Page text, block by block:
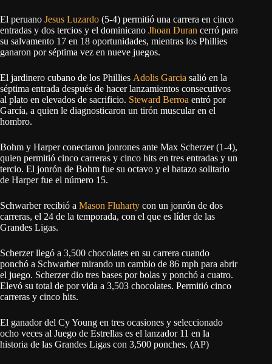
El peruano Jesus Luzardo (5-4) permitió una carrera en cinco
entradas y dos tercios y el dominicano Jhoan Duran cerró para
su salvamento 17 en 18 oportunidades, mientras los Phillies
ganaron por séptima vez en nueve juegos.
El jardinero cubano de los Phillies Adolis Garcia salió en la
séptima entrada después de hacer lanzamientos consecutivos
al plato en elevados de sacrificio. Steward Berroa entró por
García, a quien le diagnosticaron un tirón muscular en el
hombro.
Bohm y Harper conectaron jonrones ante Max Scherzer (1-4),
quien permitió cinco carreras y cinco hits en tres entradas y un
tercio. El jonrón de Bohm fue su octavo y el batazo solitario
de Harper fue el número 15.
Schwarber recibió a Mason Fluharty con un jonrón de dos
carreras, el 24 de la temporada, con el que es líder de las
Grandes Ligas.
Scherzer llegó a 3,500 chocolates en su carrera cuando
ponchó a Schwarber mirando un cambio de 86 mph para abrir
el juego. Scherzer dio tres bases por bolas y ponchó a cuatro.
Elevó su total de por vida a 3,503 chocolates. Permitió cinco
carreras y cinco hits.
El ganador del Cy Young en tres ocasiones y seleccionado
ocho veces al Juego de Estrellas es el lanzador 11 en la
historia de las Grandes Ligas con 3,500 ponches. (AP)